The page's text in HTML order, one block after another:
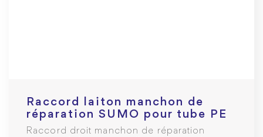
Raccord laiton manchon de
réparation SUMO pour tube PE
Ø20 mm
Raccord droit manchon de réparation